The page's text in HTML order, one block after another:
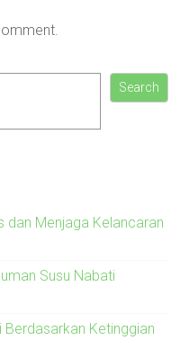
Search
dan Menjaga Kelancaran
Susu Nabati
Ketinggian